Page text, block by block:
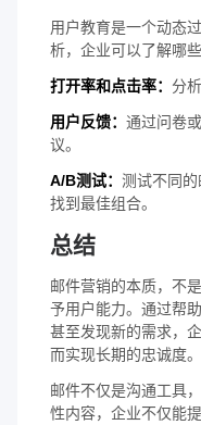
用户教育是一个动态
析，企业可以了解哪
打开率和点击率： 分
用户反馈： 通过问卷
议。
A/B测试： 测试不同的
找到最佳组合。
总结
邮件营销的本质，不
予用户能力。通过帮
甚至发现新的需求，
而实现长期的忠诚度。
邮件不仅是沟通工具
性内容，企业不仅能